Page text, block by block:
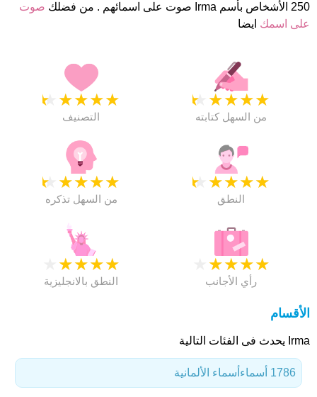
250 الأشخاص بأسم Irma صوت على اسمائهم . من فضلك
صوت
على اسمك ايضا
★
★
★
★
★
التصنيف
★
★
★
★
★
من السهل كتابته
★
★
★
★
★
من السهل تذكره
★
★
★
★
★
النطق
★
★
★
★
النطق بالانجليزية
★
★
★
★
رأي الأجانب
الأقسام
Irma يحدث فى الفئات التالية
أسماء الألمانية 1786 أسماء